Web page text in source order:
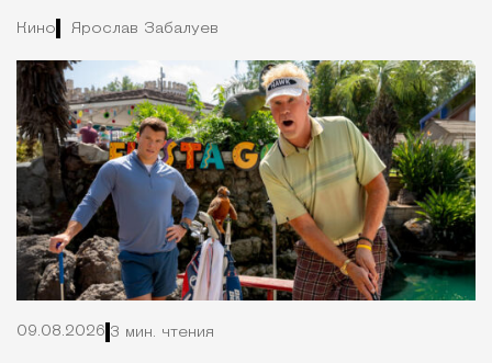
Кино Ярослав Забалуев
09.08.2026 3 мин. чтения